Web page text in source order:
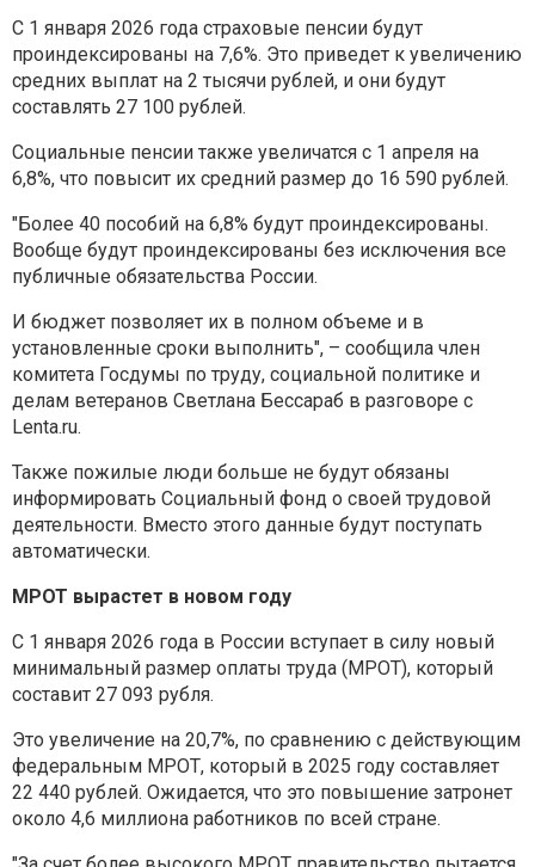
С 1 января 2026 года страховые пенсии будут
проиндексированы на 7,6%. Это приведет к увеличению
средних выплат на 2 тысячи рублей, и они будут
составлять 27 100 рублей.
Социальные пенсии также увеличатся с 1 апреля на
6,8%, что повысит их средний размер до 16 590 рублей.
"Более 40 пособий на 6,8% будут проиндексированы.
Вообще будут проиндексированы без исключения все
публичные обязательства России.
И бюджет позволяет их в полном объеме и в
установленные сроки выполнить", – сообщила член
комитета Госдумы по труду, социальной политике и
делам ветеранов Светлана Бессараб в разговоре с
Lenta.ru.
Также пожилые люди больше не будут обязаны
информировать Социальный фонд о своей трудовой
деятельности. Вместо этого данные будут поступать
автоматически.
МРОТ вырастет в новом году
С 1 января 2026 года в России вступает в силу новый
минимальный размер оплаты труда (МРОТ), который
составит 27 093 рубля.
Это увеличение на 20,7%, по сравнению с действующим
федеральным МРОТ, который в 2025 году составляет
22 440 рублей. Ожидается, что это повышение затронет
около 4,6 миллиона работников по всей стране.